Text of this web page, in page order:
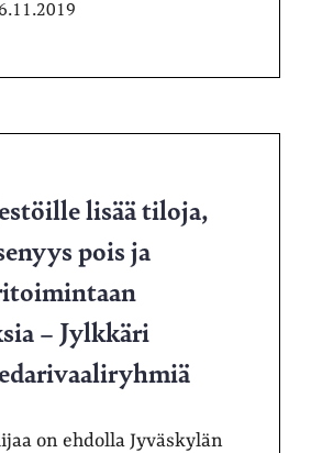
lisää tiloja,
pois ja
– Jylkkäri
on ehdolla Jyväskylän